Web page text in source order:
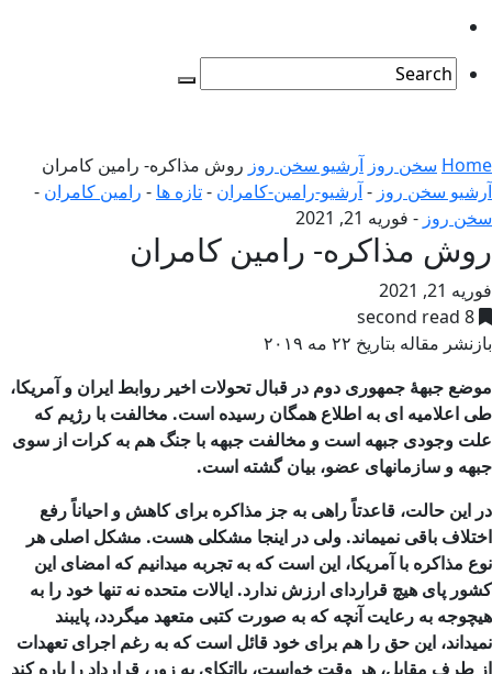
Home سخن روز آرشیو سخن روز روش مذاکره- رامین کامران
آرشیو سخن روز -آرشیو-رامین-کامران -تازه ها - رامین کامران -
سخن روز - فوریه 21, 2021
روش مذاکره- رامین کامران
فوریه 21, 2021
8 second read
بازنشر مقاله بتاریخ ۲۲ مه ۲۰۱۹
موضع جبهۀ جمهوری دوم در قبال تحولات اخیر روابط ایران و آمریکا،
طی اعلامیه ای به اطلاع همگان رسیده است. مخالفت با رژیم که
علت وجودی جبهه است و مخالفت جبهه با جنگ هم به کرات از سوی
جبهه و سازمانهای عضو، بیان گشته است.
در این حالت، قاعدتاً راهی به جز مذاکره برای کاهش و احیاناً رفع
اختلاف باقی نمیماند. ولی در اینجا مشکلی هست. مشکل اصلی هر
نوع مذاکره با آمریکا، این است که به تجربه میدانیم که امضای این
کشور پای هیچ قراردای ارزش ندارد. ایالات متحده نه تنها خود را به
هیچوجه به رعایت آنچه که به صورت کتبی متعهد میگردد، پایبند
نمیداند، این حق را هم برای خود قائل است که به رغم اجرای تعهدات
از طرف مقابل، هر وقت خواست، بااتکای به زور، قرارداد را پاره کند